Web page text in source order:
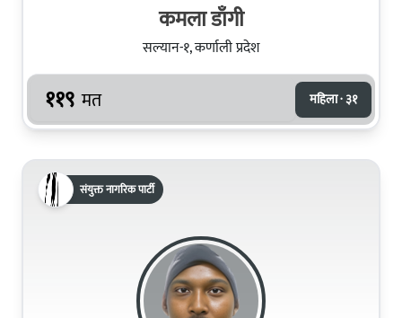
कमला डाँगी
सल्यान-१, कर्णाली प्रदेश
११९ मत महिला · ३१
संयुक्त नागरिक पार्टी